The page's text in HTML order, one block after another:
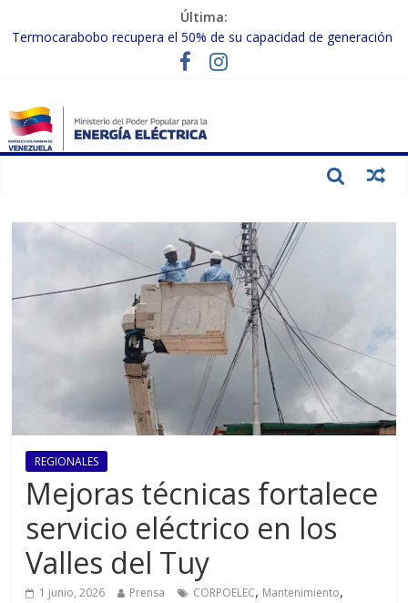
Última:
Termocarabobo recupera el 50% de su capacidad de generación
MPPEE avanza en la recuperación de infraestructuras eléctricas
Gobierno Nacional coordina acciones con el sector privado para
fortalecer el SEN ante el «Súper Niño»
Inspeccionan trabajos de rehabilitación en instalaciones del SEN
REGIONALES
Mejoras técnicas fortalece
servicio eléctrico en los
Valles del Tuy
1 junio, 2026 Prensa CORPOELEC, Mantenimiento,